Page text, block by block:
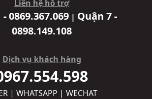
Liên hệ hỗ trợ
0869.367.069 | Quận 7 -
0898.149.108
Dịch vụ khách hàng
| WHATSAPP | WECHAT